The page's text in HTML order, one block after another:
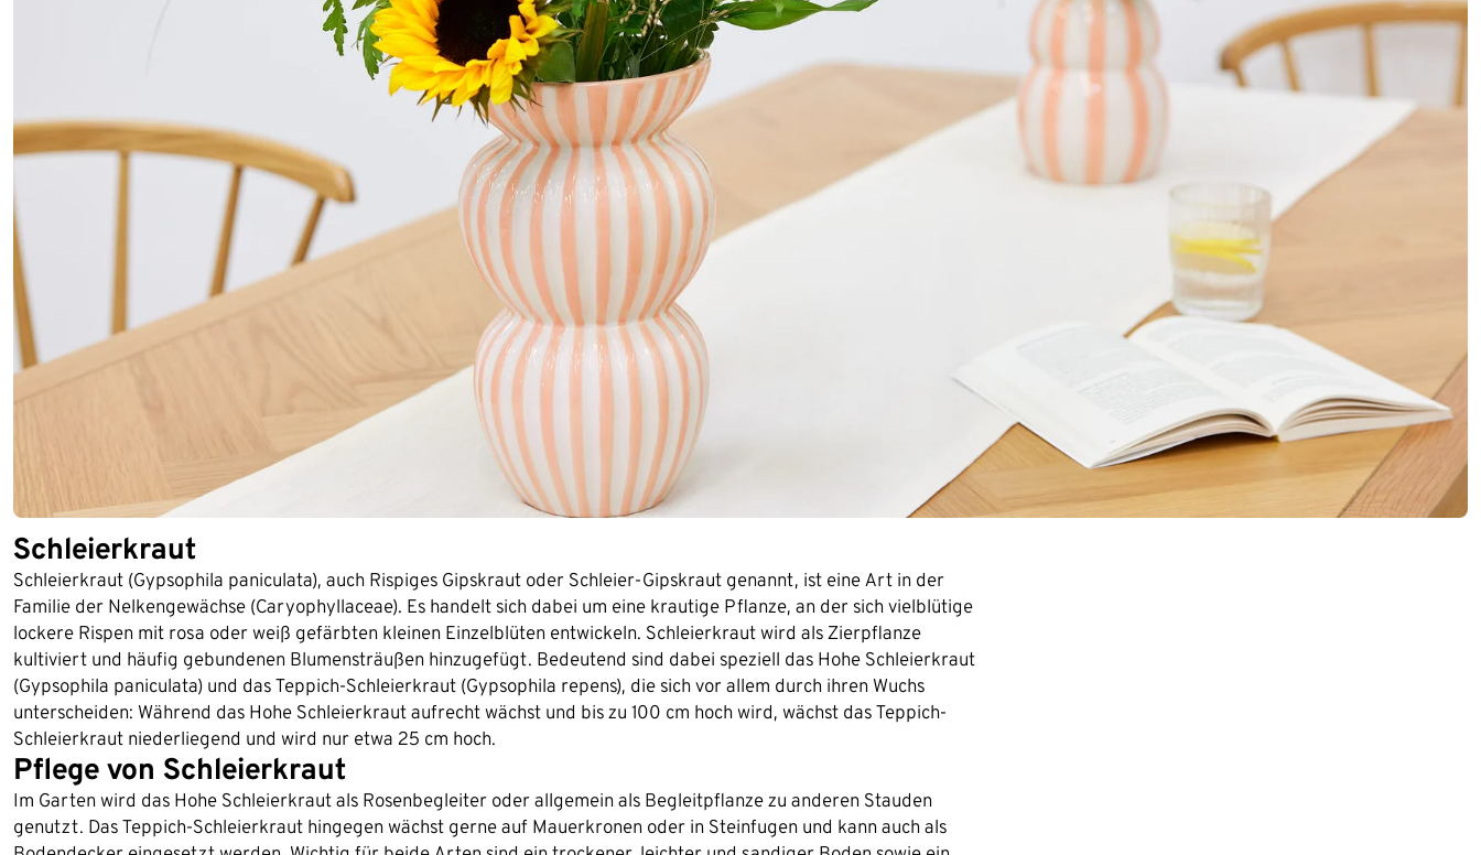
Schleierkraut
Schleierkraut (Gypsophila paniculata), auch Rispiges Gipskraut oder Schleier-Gipskraut genannt, ist eine Art in der
Familie der Nelkengewächse (Caryophyllaceae). Es handelt sich dabei um eine krautige Pflanze, an der sich vielblütige
lockere Rispen mit rosa oder weiß gefärbten kleinen Einzelblüten entwickeln. Schleierkraut wird als Zierpflanze
kultiviert und häufig gebundenen Blumensträußen hinzugefügt. Bedeutend sind dabei speziell das Hohe Schleierkraut
(Gypsophila paniculata) und das Teppich-Schleierkraut (Gypsophila repens), die sich vor allem durch ihren Wuchs
unterscheiden: Während das Hohe Schleierkraut aufrecht wächst und bis zu 100 cm hoch wird, wächst das Teppich-
Schleierkraut niederliegend und wird nur etwa 25 cm hoch.
Pflege von Schleierkraut
Im Garten wird das Hohe Schleierkraut als Rosenbegleiter oder allgemein als Begleitpflanze zu anderen Stauden
genutzt. Das Teppich-Schleierkraut hingegen wächst gerne auf Mauerkronen oder in Steinfugen und kann auch als